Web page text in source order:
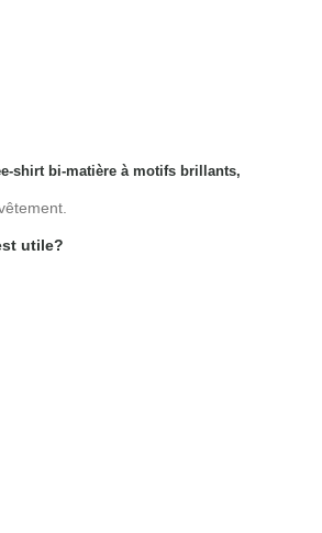
shirt bi-matière à motifs brillants,
utile?